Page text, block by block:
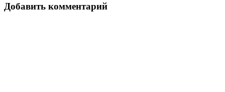
Добавить комментарий